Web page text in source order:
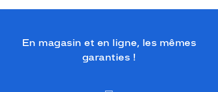
En magasin et en ligne, les mêmes
garanties !